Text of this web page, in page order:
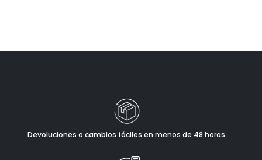
Devoluciones o cambios fáciles en menos de 48 horas